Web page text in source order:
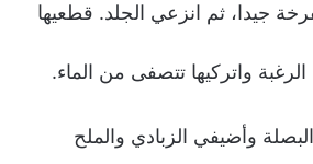
جيدا، ثم انزعي الجلد. قطعيها
واتركيها تتصفى من الماء.
وأضيفي الزبادي والملح